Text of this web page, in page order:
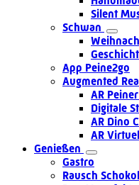
Silent
Schwan
App Peine2go
Augmented
AR
Digitale
AR Dino
AR
Genießen
Gastro
Rausch